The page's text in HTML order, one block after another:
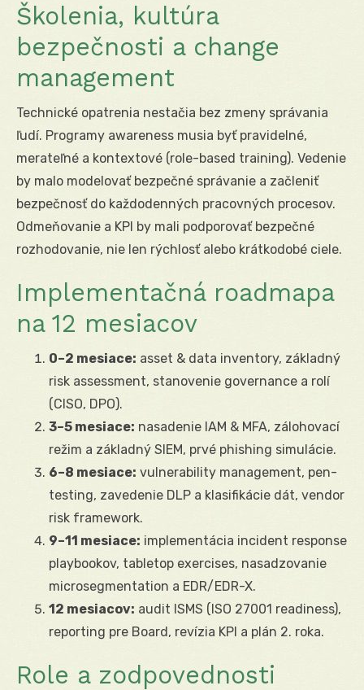
Školenia, kultúra
bezpečnosti a change
management
Technické opatrenia nestačia bez zmeny správania
ľudí. Programy awareness musia byť pravidelné,
merateľné a kontextové (role-based training). Vedenie
by malo modelovať bezpečné správanie a začleniť
bezpečnosť do každodenných pracovných procesov.
Odmeňovanie a KPI by mali podporovať bezpečné
rozhodovanie, nie len rýchlosť alebo krátkodobé ciele.
Implementačná roadmapa
na 12 mesiacov
0–2 mesiace: asset & data inventory, základný
risk assessment, stanovenie governance a rolí
(CISO, DPO).
3–5 mesiace: nasadenie IAM & MFA, zálohovací
režim a základný SIEM, prvé phishing simulácie.
6–8 mesiace: vulnerability management, pen-
testing, zavedenie DLP a klasifikácie dát, vendor
risk framework.
9–11 mesiace: implementácia incident response
playbookov, tabletop exercises, nasadzovanie
microsegmentation a EDR/EDR-X.
12 mesiacov: audit ISMS (ISO 27001 readiness),
reporting pre Board, revízia KPI a plán 2. roka.
Role a zodpovednosti